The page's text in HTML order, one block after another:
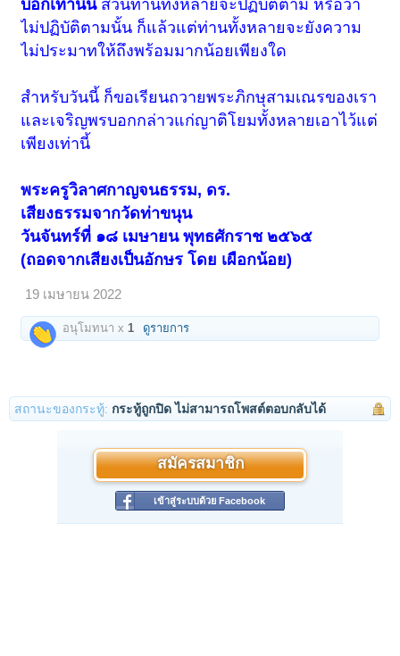
บอกเท่านั้นส่วนท่านทั้งหลายจะปฏิบัติตาม หรือว่า
ไม่ปฏิบัติตามนั้น ก็แล้วแต่ท่านทั้งหลายจะยังความ
ไม่ประมาทให้ถึงพร้อมมากน้อยเพียงใด
สำหรับวันนี้ ก็ขอเรียนถวายพระภิกษุสามเณรของเรา
และเจริญพรบอกกล่าวแก่ญาติโยมทั้งหลายเอาไว้แต่
เพียงเท่านี้
พระครูวิลาศกาญจนธรรม, ดร.
เสียงธรรมจากวัดท่าขนุน
วันจันทร์ที่ ๑๘ เมษายน พุทธศักราช ๒๕๖๕
(ถอดจากเสียงเป็นอักษร โดย เผือกน้อย)
19 เมษายน 2022
อนุโมทนา x 1 ดูรายการ
สถานะของกระทู้: กระทู้ถูกปิด ไม่สามารถโพสต์ตอบกลับได้
สมัครสมาชิก
เข้าสู่ระบบด้วย Facebook